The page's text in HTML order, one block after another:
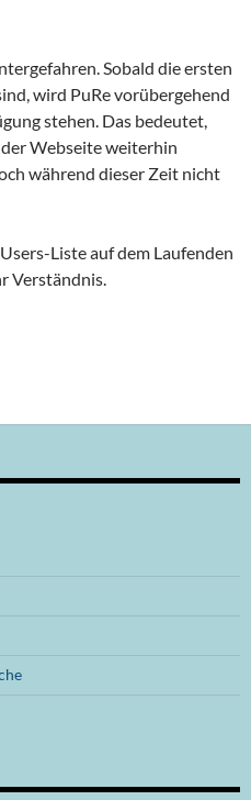
Sobald die ersten
wird PuRe vorübergehend
stehen. Das bedeutet,
Webseite weiterhin
während dieser Zeit nicht
Liste auf dem Laufenden
Verständnis.